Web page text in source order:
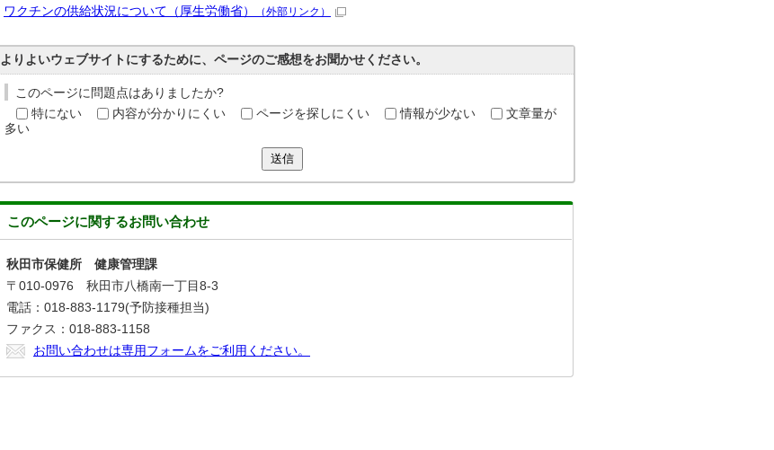
ワクチンの供給状況について（厚生労働省） （外部リンク）
よりよいウェブサイトにするために、ページのご感想をお聞かせください。
このページに問題点はありましたか?
特にない
内容が分かりにくい ページを探しにくい 情報が少ない
文章量が
多い
送信
このページに関するお問い合わせ
秋田市保健所 健康管理課
〒010-0976 秋田市八橋南一丁目8-3
電話：018-883-1179(予防接種担当)
ファクス：018-883-1158
お問い合わせは専用フォームをご利用ください。